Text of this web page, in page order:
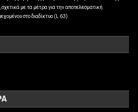
με τα μέτρα για την αποτελεσματική
στο διαδίκτυο (L 63)